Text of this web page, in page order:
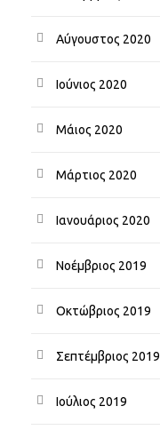
Αύγουστος 2020
Ιούνιος 2020
Μάιος 2020
Μάρτιος 2020
Ιανουάριος 2020
Νοέμβριος 2019
Οκτώβριος 2019
Σεπτέμβριος 2019
Ιούλιος 2019